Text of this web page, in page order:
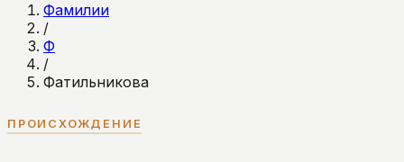
Фамилии
/
Ф
/
Фатильникова
ПРОИСХОЖДЕНИЕ